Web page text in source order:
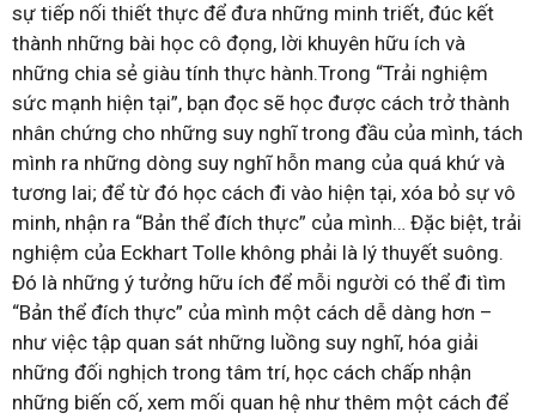
sự tiếp nối thiết thực để đưa những minh triết, đúc kết
thành những bài học cô đọng, lời khuyên hữu ích và
những chia sẻ giàu tính thực hành.Trong “Trải nghiệm
sức mạnh hiện tại”, bạn đọc sẽ học được cách trở thành
nhân chứng cho những suy nghĩ trong đầu của mình, tách
mình ra những dòng suy nghĩ hỗn mang của quá khứ và
tương lai; để từ đó học cách đi vào hiện tại, xóa bỏ sự vô
minh, nhận ra “Bản thể đích thực” của mình… Đặc biệt, trải
nghiệm của Eckhart Tolle không phải là lý thuyết suông.
Đó là những ý tưởng hữu ích để mỗi người có thể đi tìm
“Bản thể đích thực” của mình một cách dễ dàng hơn –
như việc tập quan sát những luồng suy nghĩ, hóa giải
những đối nghịch trong tâm trí, học cách chấp nhận
những biến cố, xem mối quan hệ như thêm một cách để